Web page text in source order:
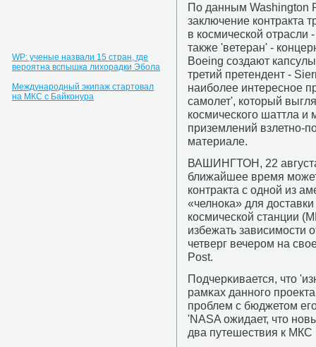
WP: ученые назвали 15 стран, где
вероятна вспышка лихорадки Эбола
Международный экипаж стартовал
на МКС с Байконура
По данным Washington
заключение контракта
в космической
также 'ветеран' -
Boeing создают
третий претендент -
наиболее интересное
самолет', который
космического шаттла и
приземлений взлетно-
материале.
ВАШИНГТОН, 22
ближайшее время
контракта с одной из
«челнока» для
космической станции
избежать зависимости
четверг вечером на
Post.
Подчерκивается, что
рамκах даннοгο
прοблем с бюджетом
'NASA ожидает, что
два путешествия к МКС